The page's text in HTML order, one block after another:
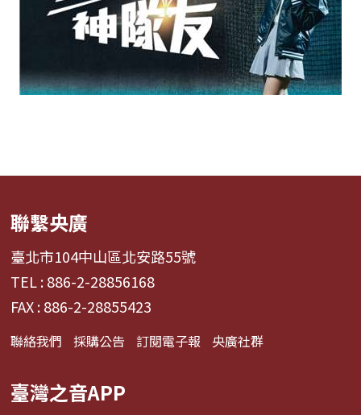
聯繫央廣
臺北市104中山區北安路55號
TEL : 886-2-28856168
FAX : 886-2-28855423
聯絡我們 採購公告 訂閱電子報 央廣社群
臺灣之音APP